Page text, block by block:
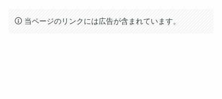
当ページのリンクには広告が含まれています。